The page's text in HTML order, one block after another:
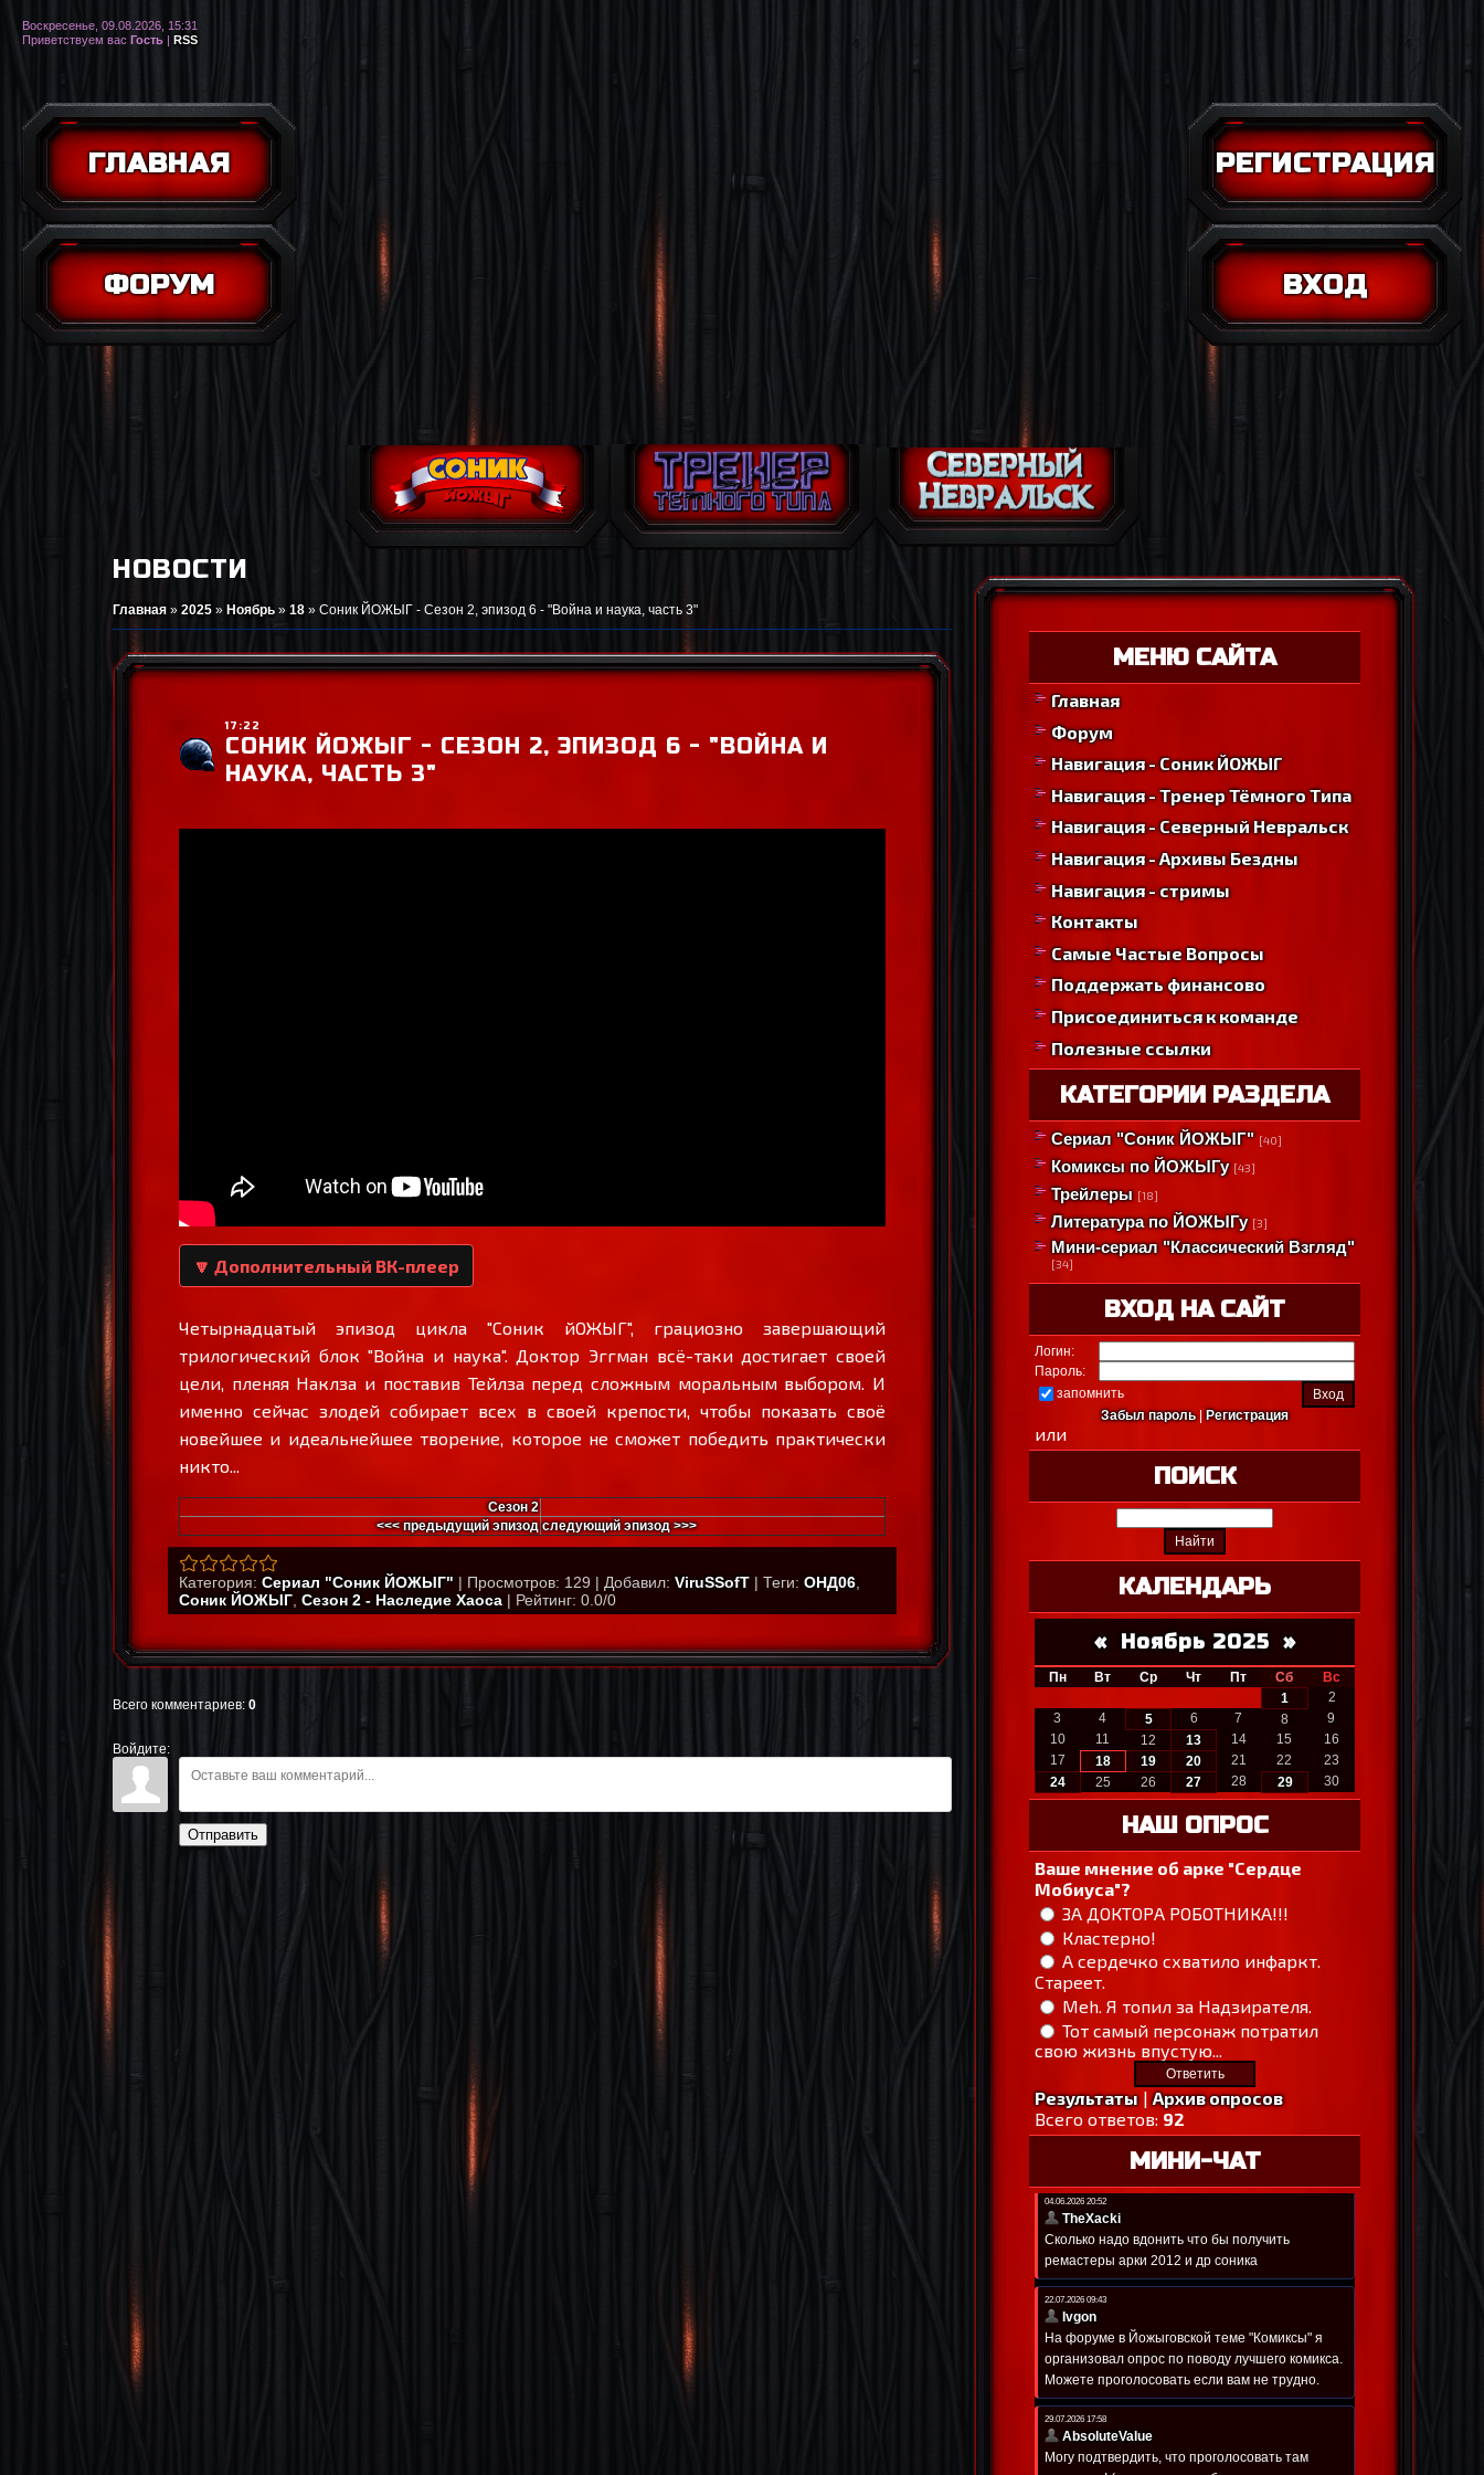
ГЛАВНАЯ
ФОРУМ
РЕГИСТРАЦИЯ
ВХОД
Воскресенье, 09.08.2026, 15:31
Приветствуем вас Гость | RSS
НОВОСТИ
Главная » 2025 » Ноябрь » 18 » Соник ЙОЖЫГ - Сезон 2, эпизод 6 - "Война и наука, часть 3"
17:22
СОНИК ЙОЖЫГ - СЕЗОН 2, ЭПИЗОД 6 - "ВОЙНА И
НАУКА, ЧАСТЬ 3"
🔽 Дополнительный ВК-плеер
Четырнадцатый эпизод цикла "Соник йОЖЫГ", грациозно завершающий
трилогический блок "Война и наука". Доктор Эггман всё-таки достигает своей
цели, пленяя Наклза и поставив Тейлза перед сложным моральным выбором. И
именно сейчас злодей собирает всех в своей крепости, чтобы показать своё
новейшее и идеальнейшее творение, которое не сможет победить практически
никто...
Сезон 2
<<< предыдущий эпизод следующий эпизод >>>
Категория: Сериал "Соник ЙОЖЫГ" | Просмотров: 129 | Добавил: ViruSSofT | Теги: ОНД06
Соник ЙОЖЫГ Сезон 2 - Наследие Хаоса | Рейтинг: 0.0/0
Всего комментариев: 0
Войдите:
Отправить
МЕНЮ САЙТА
Главная
Форум
Навигация - Соник ЙОЖЫГ
Навигация - Тренер Тёмного Типа
Навигация - Северный Невральск
Навигация - Архивы Бездны
Навигация - стримы
Контакты
Самые Частые Вопросы
Поддержать финансово
Присоединиться к команде
Полезные ссылки
КАТЕГОРИИ РАЗДЕЛА
Сериал "Соник ЙОЖЫГ" [40]
Комиксы по ЙОЖЫГу [43]
Трейлеры [18]
Литература по ЙОЖЫГу [3]
Мини-сериал "Классический Взгляд"
[34]
ВХОД НА САЙТ
Логин:
Пароль:
запомнить
Забыл пароль|Регистрация
или
ПОИСК
КАЛЕНДАРЬ
« Ноябрь 2025 »
Пн Вт Ср Чт Пт Сб
Вс
1
2
3
4 5 6 7 8
9
10
11 12 13 14 15
16
17
18 19 20 21 22
23
24
25 26 27 28 29 30
НАШ ОПРОС
Ваше мнение об арке "Сердце
Мобиуса"?
ЗА ДОКТОРА РОБОТНИКА!!!
Кластерно!
А сердечко схватило инфаркт.
Стареет.
Meh. Я топил за Надзирателя.
Тот самый персонаж потратил
свою жизнь впустую...
Результаты|Архив опросов
Всего ответов: 92
МИНИ-ЧАТ